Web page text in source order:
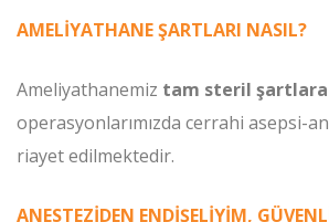
AMELİYATHANE ŞARTLARI NASIL?
Ameliyathanemiz tam steril
operasyonlarımızda cerrahi asepsi-
riayet edilmektedir.
ANESTEZİDEN ENDİŞELİYİM,